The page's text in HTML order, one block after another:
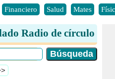
Financiero Salud Mates
Radio de círculo